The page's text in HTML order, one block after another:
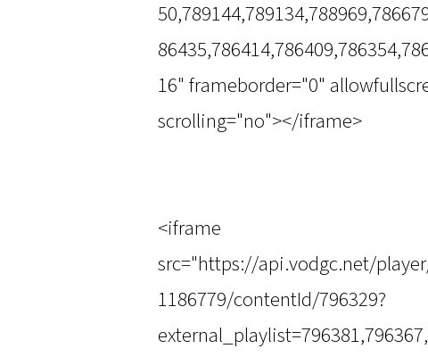
16" frameborder="0"
scrolling="no"></iframe>
<iframe
src="https://api.vodgc.net/
1186779/contentId/796329?